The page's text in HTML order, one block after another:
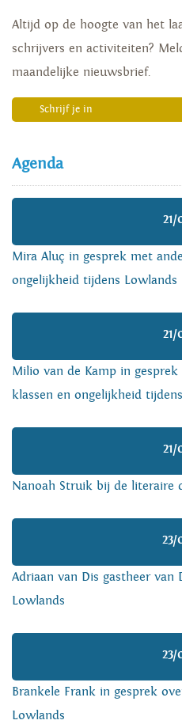
Altijd op de hoogte van het
schrijvers en activiteiten?
maandelijke nieuwsbrief.
Schrijf je in
Agenda
21/
Mira Aluç in gesprek met
ongelijkheid tijdens Lowlands
21/
Milio van de Kamp in
klassen en ongelijkheid
21/
Nanoah Struik bij de literaire
23/
Adriaan van Dis gastheer van
Lowlands
23/
Brankele Frank in gesprek
Lowlands